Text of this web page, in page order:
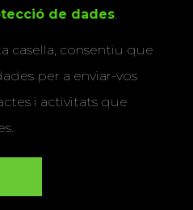
de dades.
casella, consentiu que
per a enviar-vos
i activitats que